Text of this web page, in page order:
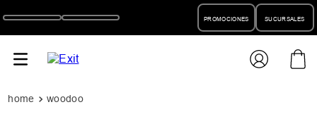
PROMOCIONES SUCURSALES
woodoo